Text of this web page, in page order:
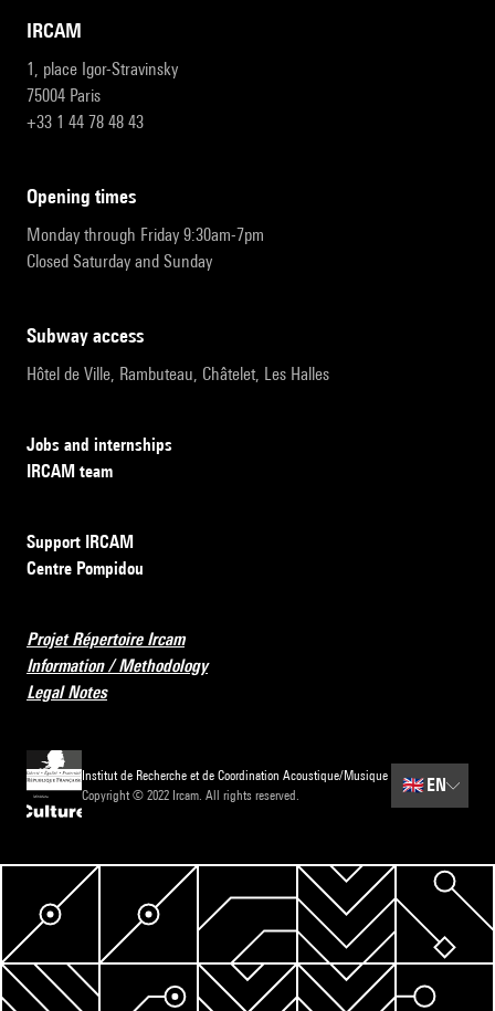
IRCAM
1, place Igor-Stravinsky
75004 Paris
+33 1 44 78 48 43
opening times
Monday through Friday 9:30am-7pm
Closed Saturday and Sunday
subway access
Hôtel de Ville, Rambuteau, Châtelet, Les Halles
Jobs and internships
IRCAM team
Support IRCAM
Centre Pompidou
Projet Répertoire Ircam
Information / Methodology
Legal Notes
Institut de Recherche et de Coordination Acoustique/Musique
Copyright © 2022 Ircam. All rights reserved.
🇬🇧 EN